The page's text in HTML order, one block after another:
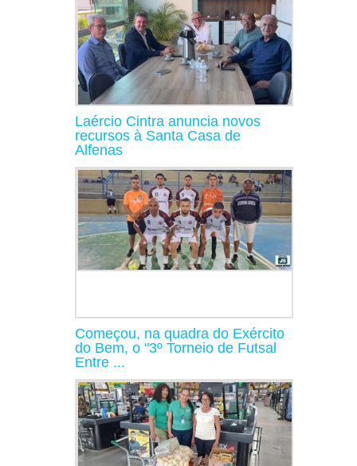
Laércio Cintra anuncia novos
recursos à Santa Casa de
Alfenas
Começou, na quadra do Exército
do Bem, o "3º Torneio de Futsal
Entre ...